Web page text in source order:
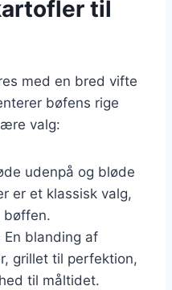
til
med en bred vifte
bøfens rige
valg:
udenpå og bløde
er et klassisk valg,
bøffen.
En blanding af
grillet til perfektion,
til måltidet.